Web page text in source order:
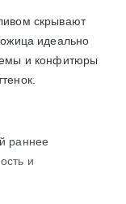
скрывают
идеально
и конфитюры
раннее
и